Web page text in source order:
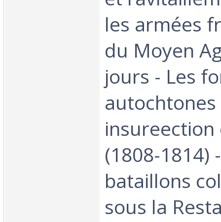
les armées
du Moyen
jours - Les
insureection
(1808-1814)
bataillons
sous la